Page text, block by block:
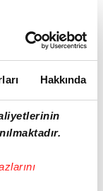
Hakkında
Tüm Manşetler